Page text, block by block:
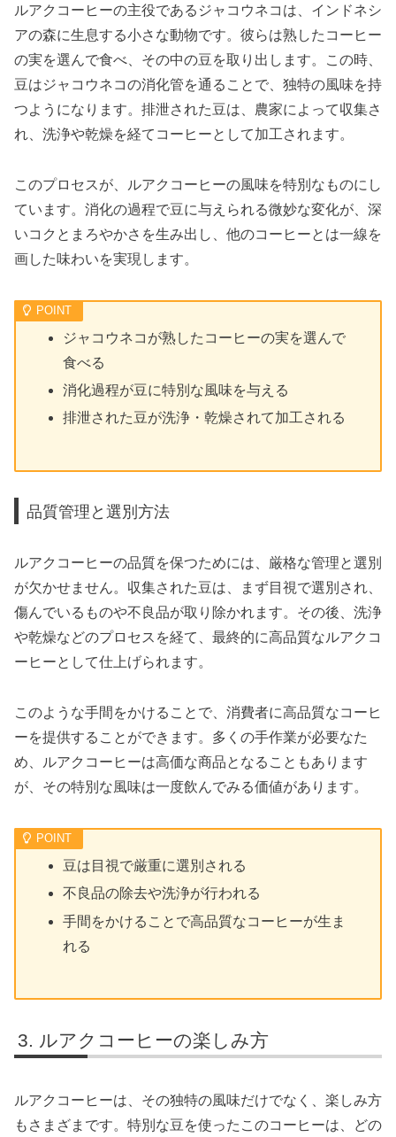
ルアクコーヒーの主役であるジャコウネコは、インドネシ
アの森に生息する小さな動物です。彼らは熟したコーヒー
の実を選んで食べ、その中の豆を取り出します。この時、
豆はジャコウネコの消化管を通ることで、独特の風味を持
つようになります。排泄された豆は、農家によって収集さ
れ、洗浄や乾燥を経てコーヒーとして加工されます。
このプロセスが、ルアクコーヒーの風味を特別なものにし
ています。消化の過程で豆に与えられる微妙な変化が、深
いコクとまろやかさを生み出し、他のコーヒーとは一線を
画した味わいを実現します。
ジャコウネコが熟したコーヒーの実を選んで
食べる
消化過程が豆に特別な風味を与える
排泄された豆が洗浄・乾燥されて加工される
品質管理と選別方法
ルアクコーヒーの品質を保つためには、厳格な管理と選別
が欠かせません。収集された豆は、まず目視で選別され、
傷んでいるものや不良品が取り除かれます。その後、洗浄
や乾燥などのプロセスを経て、最終的に高品質なルアクコ
ーヒーとして仕上げられます。
このような手間をかけることで、消費者に高品質なコーヒ
ーを提供することができます。多くの手作業が必要なた
め、ルアクコーヒーは高価な商品となることもあります
が、その特別な風味は一度飲んでみる価値があります。
豆は目視で厳重に選別される
不良品の除去や洗浄が行われる
手間をかけることで高品質なコーヒーが生ま
れる
ルアクコーヒーの楽しみ方
ルアクコーヒーは、その独特の風味だけでなく、楽しみ方
もさまざまです。特別な豆を使ったこのコーヒーは、どの